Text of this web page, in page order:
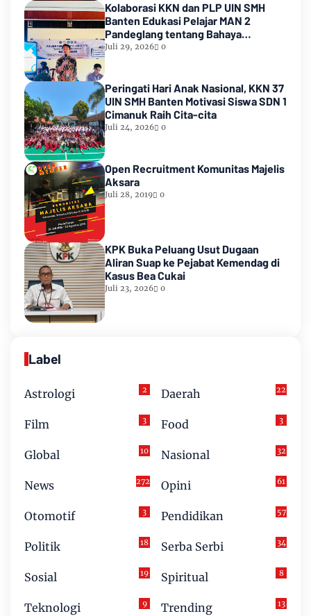
Kolaborasi KKN dan PLP UIN SMH
Banten Edukasi Pelajar MAN 2
Pandeglang tentang Bahaya
Pernikahan Dini
Juli 29, 2026 0
Peringati Hari Anak Nasional, KKN 37
UIN SMH Banten Motivasi Siswa SDN 1
Cimanuk Raih Cita-cita
Juli 24, 2026 0
Open Recruitment Komunitas Majelis
Aksara
Juli 28, 2019 0
KPK Buka Peluang Usut Dugaan
Aliran Suap ke Pejabat Kemendag di
Kasus Bea Cukai
Juli 23, 2026 0
Label
Astrologi 2 Daerah 22
Film 3 Food 3
Global 10 Nasional 32
News 272 Opini 61
Otomotif 3 Pendidikan 57
Politik 18 Serba Serbi 34
Sosial 19 Spiritual 8
Teknologi 9 Trending 13